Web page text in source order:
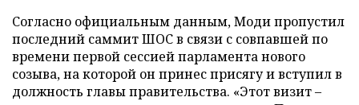
Согласно официальным данным, Моди пропустил
последний саммит ШОС в связи с совпавшей по
времени первой сессией парламента нового
созыва, на которой он принес присягу и вступил в
должность главы правительства. «Этот визит –